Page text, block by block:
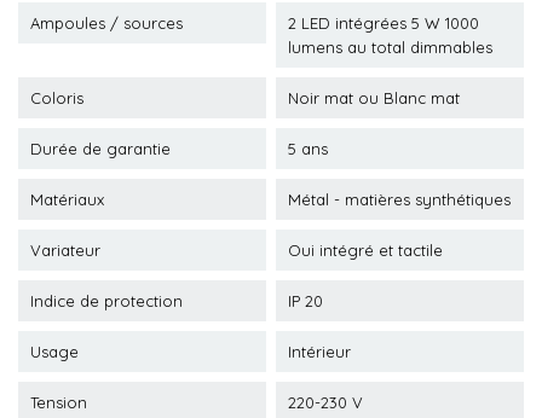
Ampoules / sources
2 LED intégrées 5 W 1000
lumens au total dimmables
Coloris Noir mat ou Blanc mat
Durée de garantie 5 ans
Matériaux Métal - matières synthétiques
Variateur Oui intégré et tactile
Indice de protection IP 20
Usage Intérieur
Tension 220-230 V